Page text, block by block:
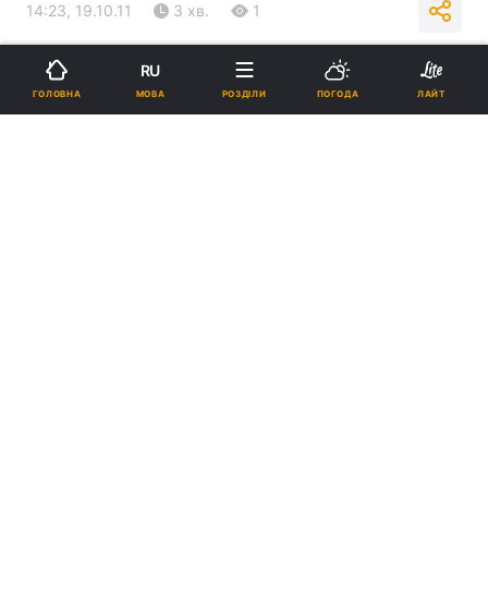
14:23, 19.10.11 3 хв. 1
Підпишіться на нас в Google
Реклама
ГОЛОВНА
RU
МОВА РОЗДІЛИ ПОГОДА ЛАЙТ